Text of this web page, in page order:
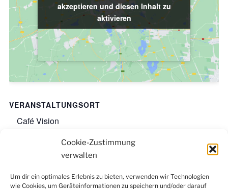
Cookie-Zustimmung
verwalten
Um dir ein optimales Erlebnis zu bieten, verwenden wir Technologien
wie Cookies, um Geräteinformationen zu speichern und/oder darauf
VERANSTALTUNGSORT
Café Vision
Lotharstraße 23-25
47057Google-Karte anzeigen
akzeptieren und diesen Inhalt zu
aktivieren
akzeptieren und diesen Inhalt zu
aktivieren